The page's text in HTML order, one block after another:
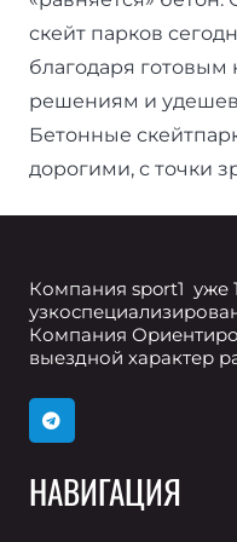
скейт парков
благодаря готовым
решениям и
Бетонные
дорогими, с точки
Компания sport1 уже
Компания
выездной характер
НАВИГАЦИЯ